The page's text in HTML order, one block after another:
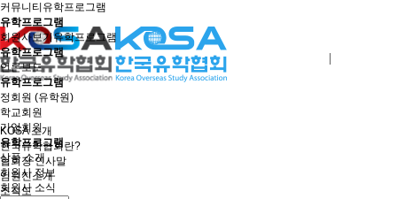
KOSA 소개
한국유학협회란?
협회장 인사말
임원진소개
조직도
커뮤니티 유학프로그램
유학프로그램
회원사보기유학프로그램
유학프로그램
언론보도
유학프로그램
정회원 (유학원)
학교회원
기업회원
유학프로그램
상품 소개
회원사 정보
회원사 소식